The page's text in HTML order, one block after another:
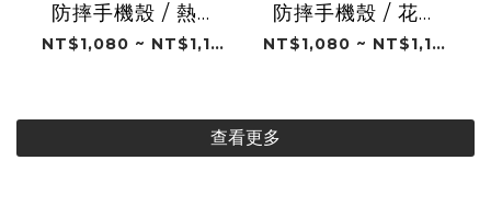
防摔手機殼 / 熱帶
雨林 (花卉系列)NT$1,080 ~ NT$1,180
防摔手機殼 / 花卉
(花卉系列)
NT$1,080 ~ NT$1,180
查看更多